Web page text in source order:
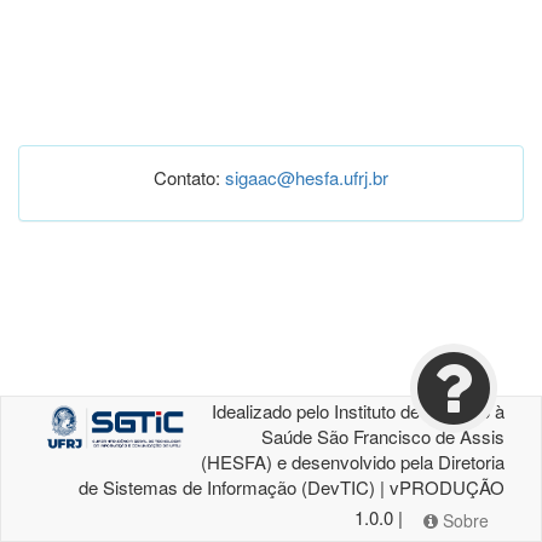
Contato: sigaac@hesfa.ufrj.br
Idealizado pelo Instituto de Atenção à
Saúde São Francisco de Assis
(HESFA) e desenvolvido pela Diretoria
de Sistemas de Informação (DevTIC) | vPRODUÇÃO
1.0.0 |
Sobre